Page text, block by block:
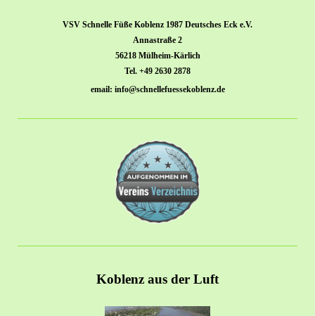
VSV Schnelle Füße Koblenz 1987 Deutsches Eck e.V.
Annastraße 2
56218 Mülheim-Kärlich
Tel. +49 2630 2878
email: info@schnellefuessekoblenz.de
Koblenz aus der Luft